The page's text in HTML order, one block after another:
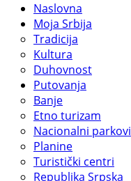
Naslovna
Moja Srbija
Tradicija
Kultura
Duhovnost
Putovanja
Banje
Etno turizam
Nacionalni parkovi
Planine
Turistički centri
Republika Srpska